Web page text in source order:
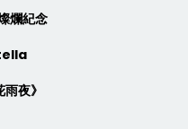
爛紀念
夜》